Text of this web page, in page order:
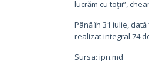
lucrăm cu toţii”,
Până în 31 iulie,
realizat integral 74
Sursa: ipn.md